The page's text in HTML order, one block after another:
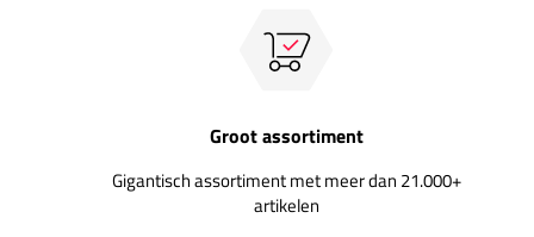
Groot assortiment
Gigantisch assortiment met meer dan 21.000+
artikelen